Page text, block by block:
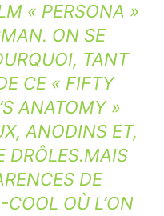
« PERSONA »
ON SE
TANT
CE « FIFTY
ANATOMY »
ANODINS ET,
DRÔLES.MAIS
DE
OÙ L’ON